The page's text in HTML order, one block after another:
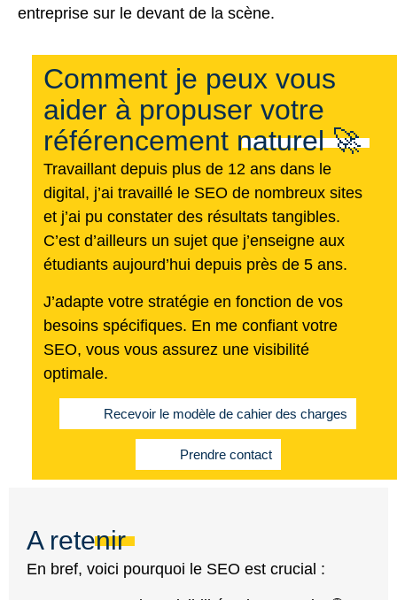
entreprise sur le devant de la scène.
Comment je peux vous
aider à propuser votre
référencement naturel 🚀
Travaillant depuis plus de 12 ans dans le
digital, j’ai travaillé le SEO de nombreux sites
et j’ai pu constater des résultats tangibles.
C’est d’ailleurs un sujet que j’enseigne aux
étudiants aujourd’hui depuis près de 5 ans.
J’adapte votre stratégie en fonction de vos
besoins spécifiques. En me confiant votre
SEO, vous vous assurez une visibilité
optimale.
Recevoir le modèle de cahier des charges
Prendre contact
A retenir
En bref, voici pourquoi le SEO est crucial :